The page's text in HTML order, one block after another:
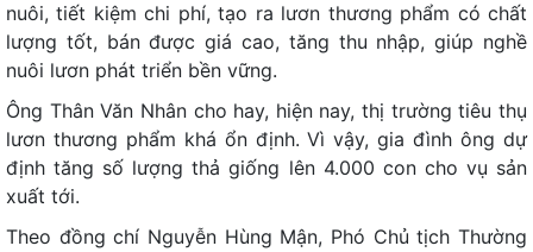
nuôi, tiết kiệm chi phí, tạo ra lươn thương phẩm có chất
lượng tốt, bán được giá cao, tăng thu nhập, giúp nghề
nuôi lươn phát triển bền vững.
Ông Thân Văn Nhân cho hay, hiện nay, thị trường tiêu thụ
lươn thương phẩm khá ổn định. Vì vậy, gia đình ông dự
định tăng số lượng thả giống lên 4.000 con cho vụ sản
xuất tới.
Theo đồng chí Nguyễn Hùng Mận, Phó Chủ tịch Thường